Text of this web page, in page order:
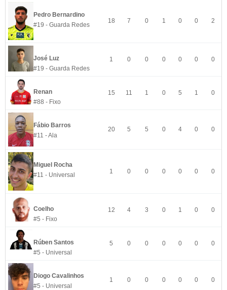
Pedro Bernardino
#19 - Guarda Redes
18 7 0 1 0 0 2
José Luz
#19 - Guarda Redes
1 0 0 0 0 0 0
Renan
#88 - Fixo
15 11 1 0 5 1 0
Fábio Barros
#11 - Ala
20 5 5 0 4 0 0
Miguel Rocha
#11 - Universal
1 0 0 0 0 0 0
Coelho
#5 - Fixo
12 4 3 0 1 0 0
Rúben Santos
#5 - Universal
5 0 0 0 0 0 0
Diogo Cavalinhos
#5 - Universal
1 0 0 0 0 0 0